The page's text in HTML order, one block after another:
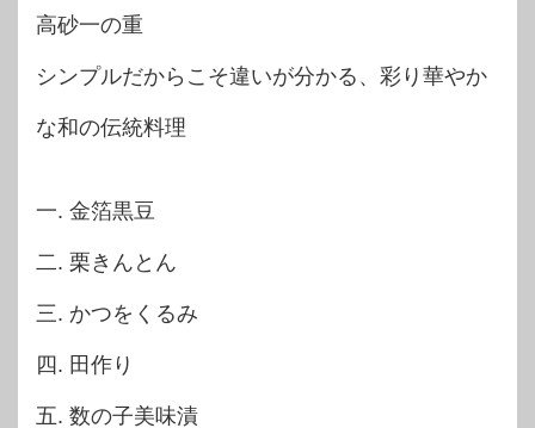
高砂一の重
シンプルだからこそ違いが分かる、彩り華やか
な和の伝統料理
一. 金箔黒豆
二. 栗きんとん
三. かつをくるみ
四. 田作り
五. 数の子美味漬